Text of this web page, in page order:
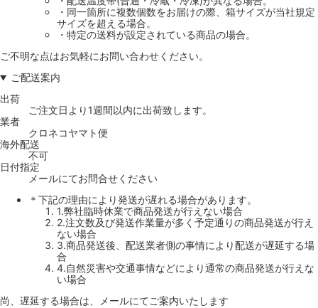
・同一箇所に複数個数をお届けの際、箱サイズが当社規定
サイズを超える場合。
・特定の送料が設定されている商品の場合。
ご不明な点はお気軽にお問い合わせください。
ご配送案内
出荷
ご注文日より1週間以内に出荷致します。
業者
クロネコヤマト便
海外配送
不可
日付指定
メールにてお問合せください
＊下記の理由により発送が遅れる場合があります。
1.弊社臨時休業で商品発送が行えない場合
2.注文数及び発送作業量が多く予定通りの商品発送が行え
ない場合
3.商品発送後、配送業者側の事情により配送が遅延する場
合
4.自然災害や交通事情などにより通常の商品発送が行えな
い場合
尚、遅延する場合は、メールにてご案内いたします